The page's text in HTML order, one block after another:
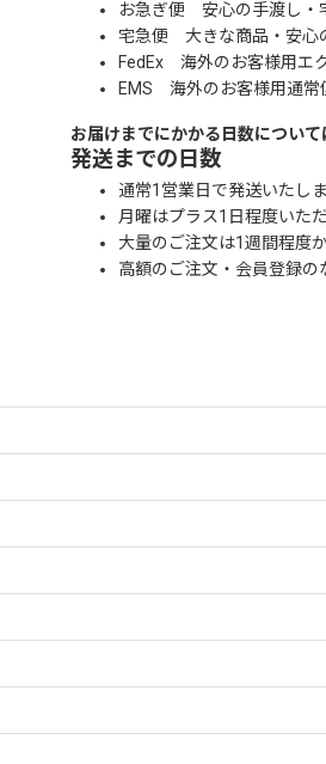
お急ぎ便 安心の手渡し・
宅急便 大きな商品・安心
FedEx 海外のお客様用エ
EMS 海外のお客様用通常
お届けまでにかかる日数について
発送までの日数
通常1営業日で発送いたし
月曜はプラス1日程度いた
大量のご注文は1週間程度
高額のご注文・会員登録